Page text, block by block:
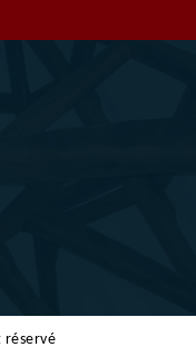
réservé